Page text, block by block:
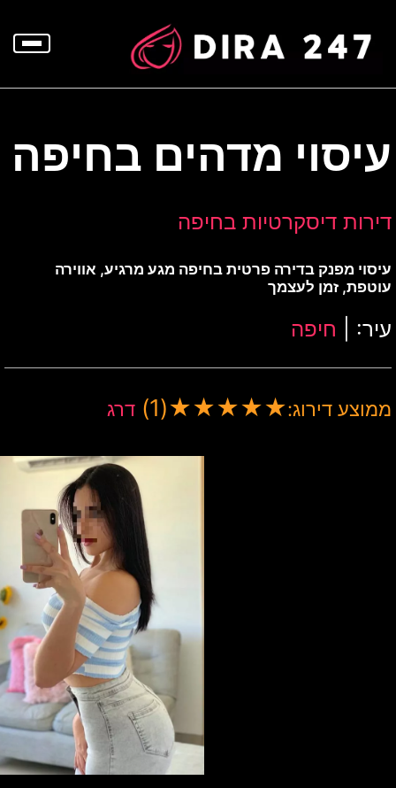
עיסוי מדהים בחיפה
דירות דיסקרטיות בחיפה
עיסוי מפנק בדירה פרטית בחיפה מגע מרגיע, אווירה
עוטפת, זמן לעצמך
עיר: | חיפה
ממוצע דירוג:★
★
★
★
★
(1) דרג